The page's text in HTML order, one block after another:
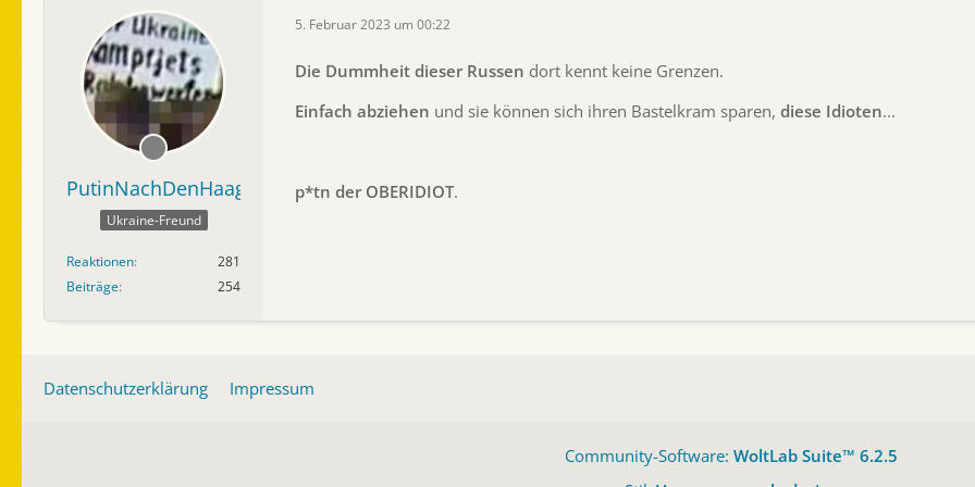
PutinNachDenHaag
Ukraine-Freund
Reaktionen
281
Beiträge
254
5. Februar 2023 um 00:22
Die Dummheit dieser Russen dort kennt keine Grenzen.
Einfach abziehen und sie können sich ihren Bastelkram sparen, diese Idioten...
p*tn der OBERIDIOT.
Datenschutzerklärung Impressum
Community-Software: WoltLab Suite™ 6.2.5